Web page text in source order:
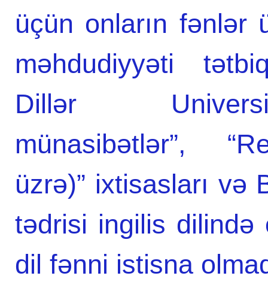
üçün onların fənlər
məhdudiyyəti
Dillər
münasibətlər”,
üzrə)” ixtisasları və
tədrisi ingilis dilində
dil fənni istisna